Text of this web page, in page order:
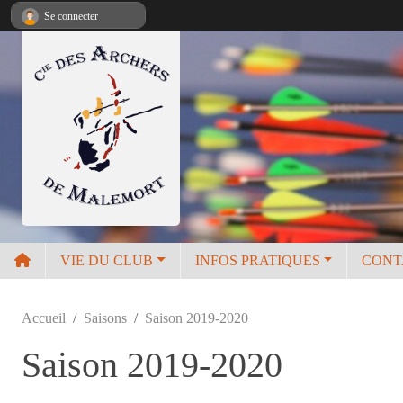
VIE DU CLUB INFOS PRATIQUES
Accueil Saisons Saison 2019-2020
Saison 2019-2020
Se connecter
Panneau de gestion des cookies